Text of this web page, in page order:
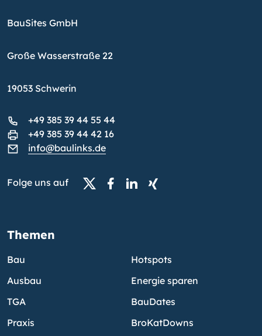
BauSites GmbH
Große Wasserstraße 22
19053 Schwerin
+49 385 39 44 55 44
+49 385 39 44 42 16
info@baulinks.de
Folge uns auf
Themen
Bau
Ausbau
TGA
Praxis
Hotspots
Energie sparen
BauDates
BroKatDowns